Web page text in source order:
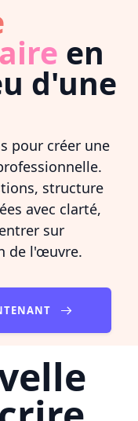
en
d'une
pour créer une
structure
avec clarté,
sur
de l'œuvre.